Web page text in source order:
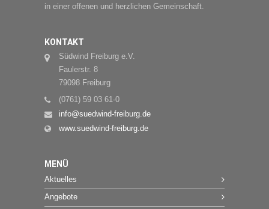
in einer offenen und herzlichen Gemeinschaft.
KONTAKT
Südwind Freiburg e.V.
Faulerstr. 8
79098 Freiburg
(0761) 59 03 61-0
info@suedwind-freiburg.de
www.suedwind-freiburg.de
MENÜ
Aktuelles
Angebote